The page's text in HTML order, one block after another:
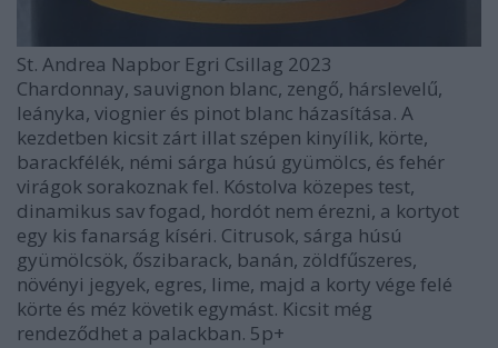
St. Andrea Napbor Egri Csillag 2023
Chardonnay, sauvignon blanc, zengő, hárslevelű,
leányka, viognier és pinot blanc házasítása. A
kezdetben kicsit zárt illat szépen kinyílik, körte,
barackfélék, némi sárga húsú gyümölcs, és fehér
virágok sorakoznak fel. Kóstolva közepes test,
dinamikus sav fogad, hordót nem érezni, a kortyot
egy kis fanarság kíséri. Citrusok, sárga húsú
gyümölcsök, őszibarack, banán, zöldfűszeres,
növényi jegyek, egres, lime, majd a korty vége felé
körte és méz követik egymást. Kicsit még
rendeződhet a palackban. 5p+